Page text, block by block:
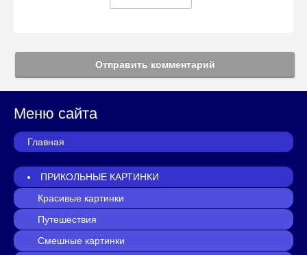
Отправить комментарий
Меню сайта
Главная
ПРИКОЛЬНЫЕ КАРТИНКИ
Красивые картинки
Путешествия
Смешные картинки